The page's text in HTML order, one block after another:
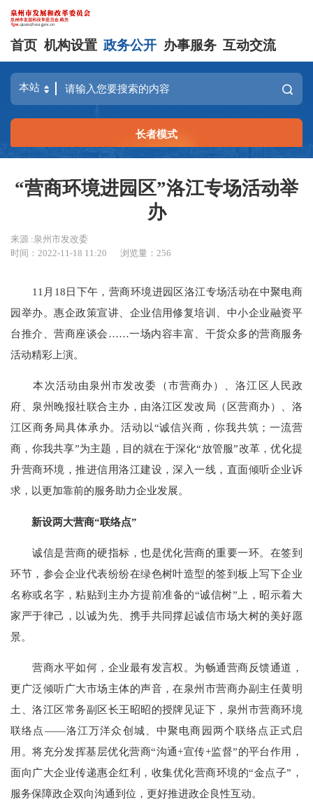
首页 机构设置 政务公开 办事服务 互动交流
长者模式
“营商环境进园区”洛江专场活动举
办
来源 :泉州市发改委
时间：2022-11-18 11:20
浏览量：256
11月18日下午，营商环境进园区洛江专场活动在中聚电商
园举办。惠企政策宣讲、企业信用修复培训、中小企业融资平
台推介、营商座谈会……一场内容丰富、干货众多的营商服务
活动精彩上演。
本次活动由泉州市发改委（市营商办）、洛江区人民政
府、泉州晚报社联合主办，由洛江区发改局（区营商办）、洛
江区商务局具体承办。活动以“诚信兴商，你我共筑；一流营
商，你我共享”为主题，目的就在于深化“放管服”改革，优化提
升营商环境，推进信用洛江建设，深入一线，直面倾听企业诉
求，以更加靠前的服务助力企业发展。
新设两大营商“联络点”
诚信是营商的硬指标，也是优化营商的重要一环。在签到
环节，参会企业代表纷纷在绿色树叶造型的签到板上写下企业
名称或名字，粘贴到主办方提前准备的“诚信树”上，昭示着大
家严于律己，以诚为先、携手共同撑起诚信市场大树的美好愿
景。
营商水平如何，企业最有发言权。为畅通营商反馈通道，
更广泛倾听广大市场主体的声音，在泉州市营商办副主任黄明
土、洛江区常务副区长王昭昭的授牌见证下，泉州市营商环境
联络点——洛江万洋众创城、中聚电商园两个联络点正式启
用。将充分发挥基层优化营商“沟通+宣传+监督”的平台作用，
面向广大企业传递惠企红利，收集优化营商环境的“金点子”，
服务保障政企双向沟通到位，更好推进政企良性互动。